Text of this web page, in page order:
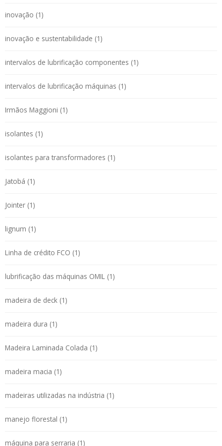
inovação (1)
inovação e sustentabilidade (1)
intervalos de lubrificação componentes (1)
intervalos de lubrificação máquinas (1)
Irmãos Maggioni (1)
isolantes (1)
isolantes para transformadores (1)
Jatobá (1)
Jointer (1)
lignum (1)
Linha de crédito FCO (1)
lubrificação das máquinas OMIL (1)
madeira de deck (1)
madeira dura (1)
Madeira Laminada Colada (1)
madeira macia (1)
madeiras utilizadas na indústria (1)
manejo florestal (1)
máquina para serraria (1)